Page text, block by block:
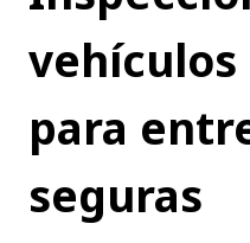
vehículos
para
seguras